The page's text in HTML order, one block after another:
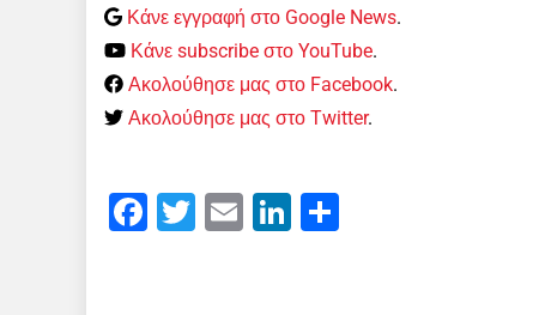
Κάνε εγγραφή στο Google News.
Κάνε subscribe στο YouTube.
Ακολούθησε μας στο Facebook.
Ακολούθησε μας στο Twitter.
Facebook
Twitter Email LinkedIn